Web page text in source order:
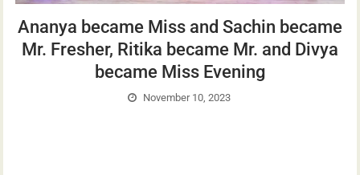
Ananya became Miss and Sachin became
Mr. Fresher, Ritika became Mr. and Divya
became Miss Evening
November 10, 2023